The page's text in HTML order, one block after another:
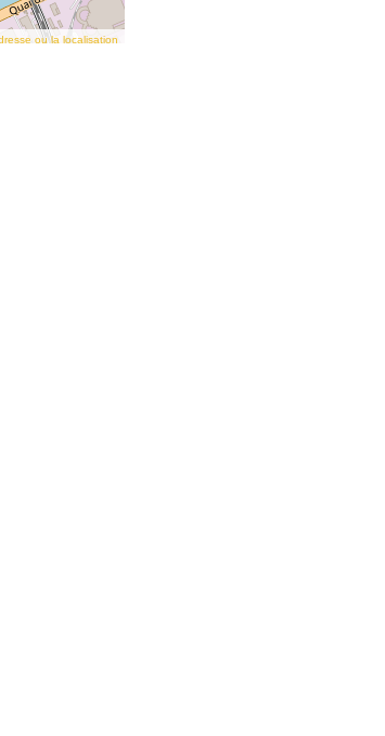
ou la localisation